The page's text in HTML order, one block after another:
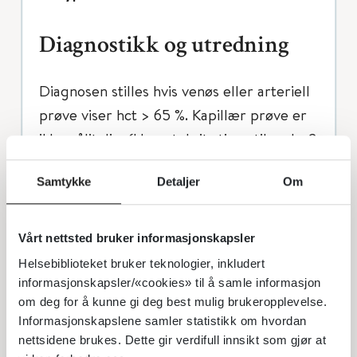
Samtykke Detaljer Om
Vårt nettsted bruker informasjonskapsler
Helsebiblioteket bruker teknologier, inkludert
informasjonskapsler/«cookies» til å samle informasjon
om deg for å kunne gi deg best mulig brukeropplevelse.
Informasjonskapslene samler statistikk om hvordan
nettsidene brukes. Dette gir verdifull innsikt som gjør at
Diagnostikk og utredning
Diagnosen stilles hvis venøs eller arteriell
prøve viser hct > 65 %. Kapillær prøve er
ikke pålitelig. (Hematokrit stiger til maks 2
timer etter fødsel og begynner å falle fra
6 timer etter fødsel og utover).
Behandling og oppfølging
Det er uklart hva som er best behandling
for polycytemi. Tradisjonelt har man,
basert på bestemte kriterer,
benyttet partiell utskifting (se under),